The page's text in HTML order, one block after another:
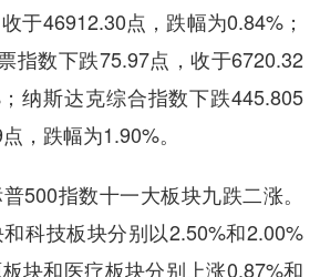
于46912.30点，跌幅为0.84%；
指数下跌75.97点，收于6720.32
纳斯达克综合指数下跌445.805
，跌幅为1.90%。
指数十一大板块九跌二涨。
科技板块分别以2.50%和2.00%
块和医疗板块分别上涨0.87%和